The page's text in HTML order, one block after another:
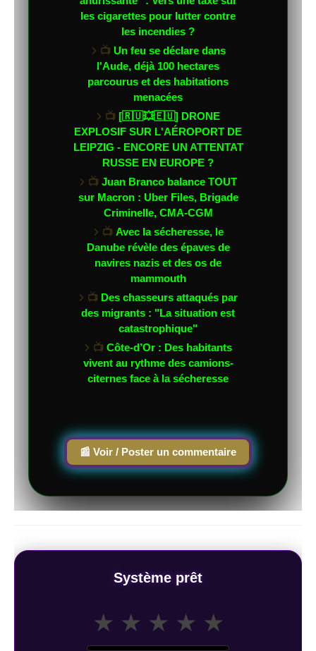
les cigarettes pour lutter contre
les incendies ?
📺 Un feu se déclare dans
l'Aude, déjà 100 hectares
parcourus et des habitations
menacées
📺 [🇷🇺💥🇪🇺] DRONE
EXPLOSIF SUR L'AÉROPORT DE
LEIPZIG - ENCORE UN ATTENTAT
RUSSE EN EUROPE ?
📺 Juan Branco balance TOUT
sur Macron : Uber Files, Brigade
Criminelle, CMA-CGM
📺 Avec la sécheresse, le
Danube révèle des épaves de
navires nazis et des os de
mammouth
📺 Des chasseurs attaqués par
des migrants : "La situation est
catastrophique"
📺 Côte-d’Or : Des habitants
vivent au rythme des camions-
citernes face à la sécheresse
📰 Voir / Poster un commentaire
Système prêt
★ ★ ★ ★ ★